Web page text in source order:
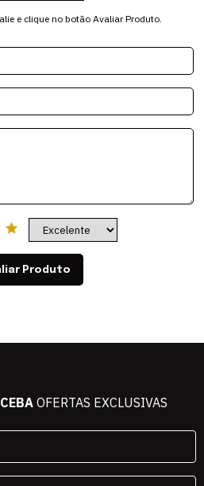
e clique no botão Avaliar Produto.
Produto
OFERTAS EXCLUSIVAS